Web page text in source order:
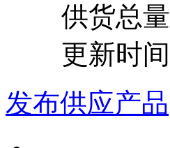
供货总量
更新时间
发布供应产品